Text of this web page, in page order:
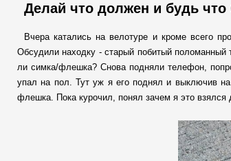
Делай что должен и будь что
Вчера катались на велотуре и кроме всего
Обсудили находку - старый побитый поломанный
ли симка/флешка? Снова подняли телефон,
упал на пол. Тут уж я его поднял и выключив на
флешка. Пока курочил, понял зачем я это взялся